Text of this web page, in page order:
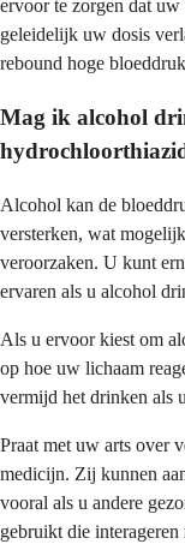
ervoor te zorgen dat
geleidelijk uw dosis
rebound hoge
Mag ik alcohol
Alcohol kan de
versterken, wat
veroorzaken. U kunt
ervaren als u alcohol
Als u ervoor kiest om
op hoe uw lichaam
vermijd het drinken als
Praat met uw arts over
medicijn. Zij kunnen
vooral als u andere
gebruikt die interageren